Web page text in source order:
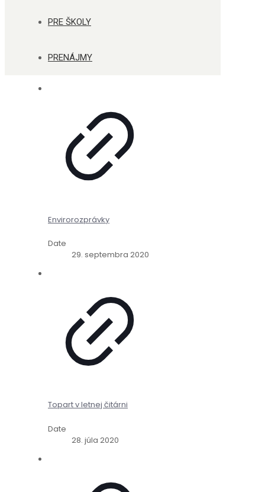
PRE ŠKOLY
PRENÁJMY
Envirorozprávky
Date
29. septembra 2020
Topart v letnej čitárni
Date
28. júla 2020